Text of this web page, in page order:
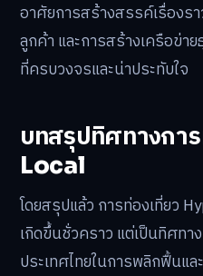
อาศัยการสร้างสรรค์เรื่องร
ลูกค้า และการสร้างเครือข่า
ที่ครบวงจรและน่าประทับใจ
บทสรุปทิศทางกา
Local
โดยสรุปแล้ว การท่องเที่ยว
เกิดขึ้นชั่วคราว แต่เป็นทิศท
ประเทศไทยในการพลิกฟื้นแ